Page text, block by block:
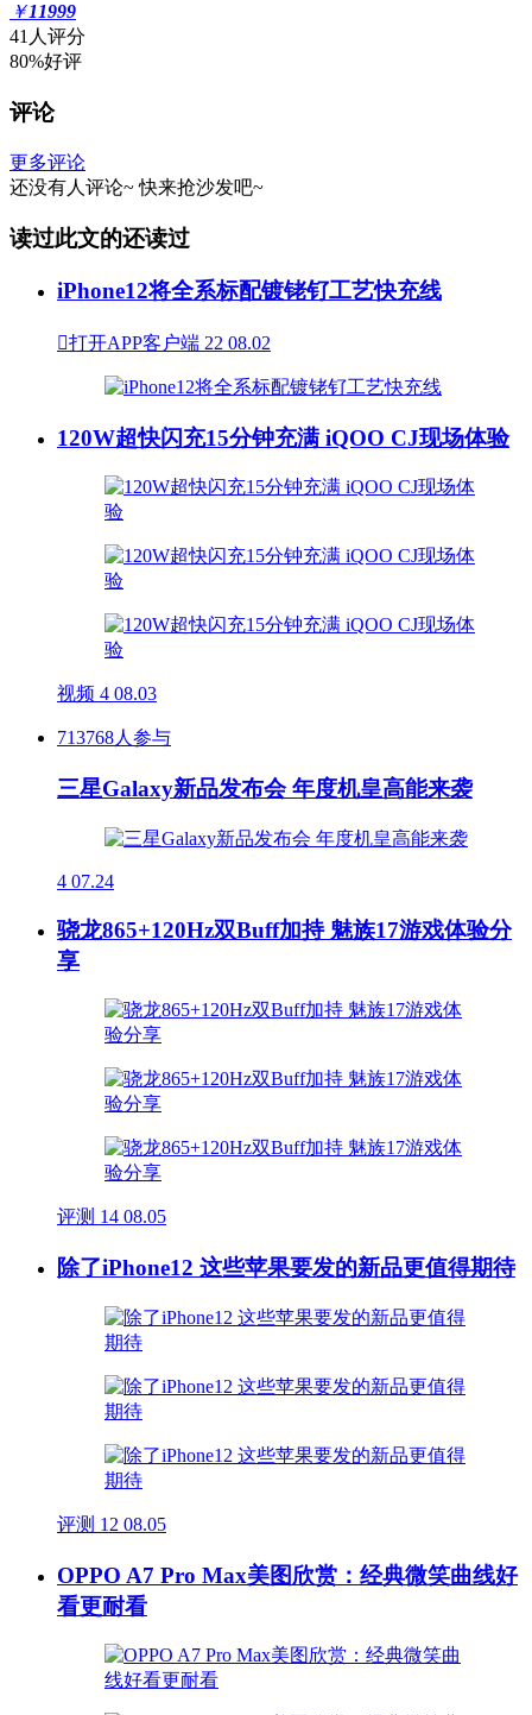
￥11999
41人评分
80%好评
评论
更多评论
还没有人评论~ 快来抢沙发吧~
读过此文的还读过
iPhone12将全系标配镀铑钌工艺快充线
打开APP客户端 22 08.02
120W超快闪充15分钟充满 iQOO CJ现场体验
视频 4 08.03
713768人参与
三星Galaxy新品发布会 年度机皇高能来袭
4 07.24
骁龙865+120Hz双Buff加持 魅族17游戏体验分
享
评测 14 08.05
除了iPhone12 这些苹果要发的新品更值得期待
评测 12 08.05
OPPO A7 Pro Max美图欣赏：经典微笑曲线好
看更耐看